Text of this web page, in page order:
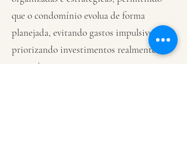
que o condomínio evolua de forma
planejada, evitando gastos impulsivos e
priorizando investimentos realmente
necessários.